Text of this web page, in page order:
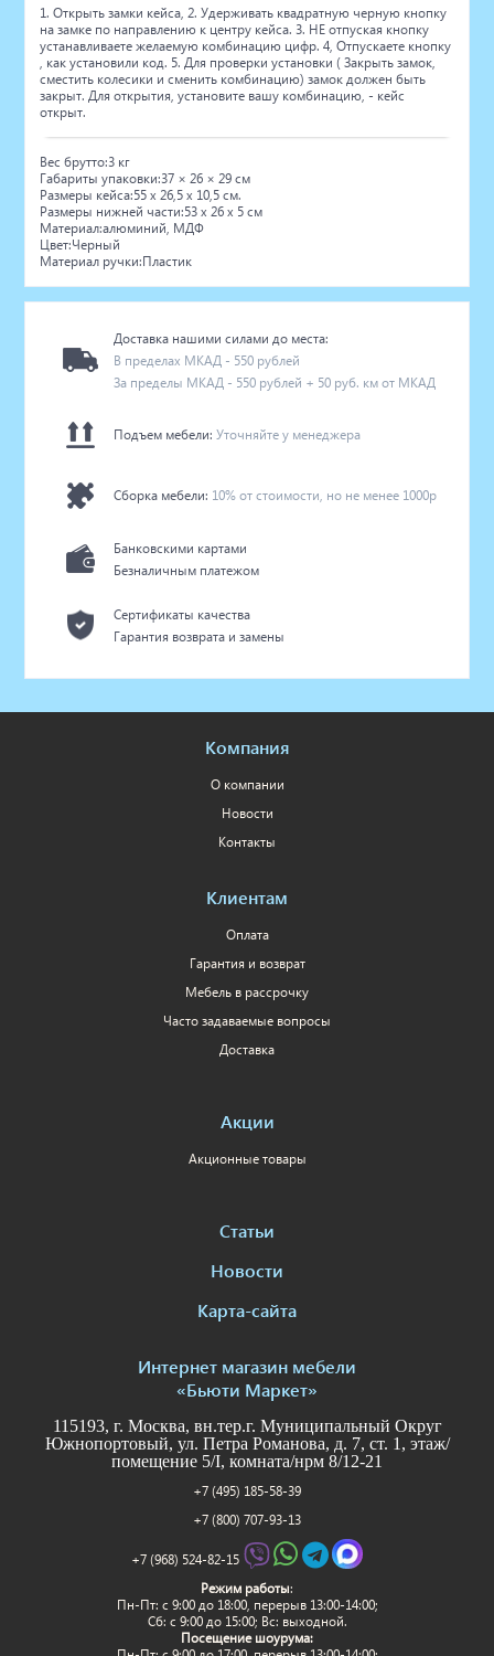
1. Открыть замки кейса, 2. Удерживать квадратную черную кнопку
на замке по направлению к центру кейса. 3. НЕ отпуская кнопку
устанавливаете желаемую комбинацию цифр. 4, Отпускаете кнопку
, как установили код. 5. Для проверки установки ( Закрыть замок,
сместить колесики и сменить комбинацию) замок должен быть
закрыт. Для открытия, установите вашу комбинацию, - кейс
открыт.
Вес брутто:3 кг
Габариты упаковки:37 × 26 × 29 cм
Размеры кейса:55 х 26,5 х 10,5 см.
Размеры нижней части:53 х 26 х 5 см
Материал:алюминий, МДФ
Цвет:Черный
Материал ручки:Пластик
Доставка нашими силами до места:
В пределах МКАД - 550 рублей
За пределы МКАД - 550 рублей + 50 руб. км от МКАД
Подъем мебели:Уточняйте у менеджера
Сборка мебели: 10% от стоимости, но не менее 1000р
Банковскими картами
Безналичным платежом
Сертификаты качества
Гарантия возврата и замены
Компания
О компании
Новости
Контакты
Клиентам
Оплата
Гарантия и возврат
Мебель в рассрочку
Часто задаваемые вопросы
Доставка
Акции
Акционные товары
Статьи
Новости
Карта-сайта
Интернет магазин мебели
«Бьюти Маркет»
115193, г. Москва, вн.тер.г. Муниципальный Округ
Южнопортовый, ул. Петра Романова, д. 7, ст. 1, этаж/
помещение 5/I, комната/нрм 8/12-21
+7 (495) 185-58-39
+7 (800) 707-93-13
+7 (968) 524-82-15
Режим работы:
Пн-Пт: c 9:00 до 18:00, перерыв 13:00-14:00;
Сб: с 9:00 до 15:00; Вс: выходной.
Посещение шоурума: